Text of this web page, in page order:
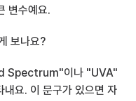
변수예요.
보나요?
Spectrum"이나 "UVA"
요. 이 문구가 있으면 자